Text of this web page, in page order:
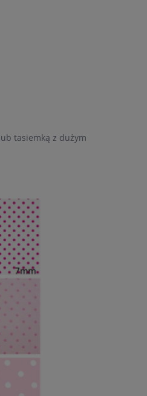
tasiemką z dużym